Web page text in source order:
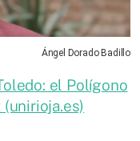
Ángel Dorado Badillo
el Polígono